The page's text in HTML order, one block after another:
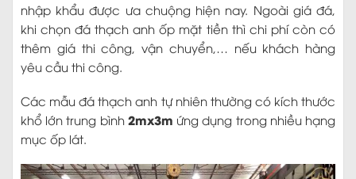
nhập khẩu được ưa chuộng hiện nay. Ngoài giá đá,
khi chọn đá thạch anh ốp mặt tiền thì chi phí còn có
thêm giá thi công, vận chuyển,… nếu khách hàng
yêu cầu thi công.
Các mẫu đá thạch anh tự nhiên thường có kích thước
khổ lớn trung bình 2mx3m ứng dụng trong nhiều hạng
mục ốp lát.